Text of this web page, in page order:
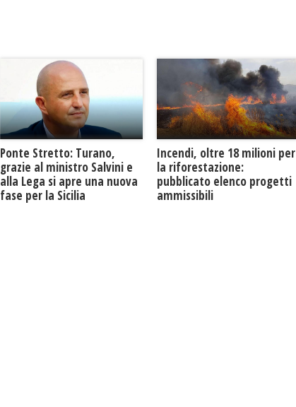
Ponte Stretto: Turano,
grazie al ministro Salvini e
alla Lega si apre una nuova
fase per la Sicilia
Incendi, oltre 18 milioni per
la riforestazione:
pubblicato elenco progetti
ammissibili